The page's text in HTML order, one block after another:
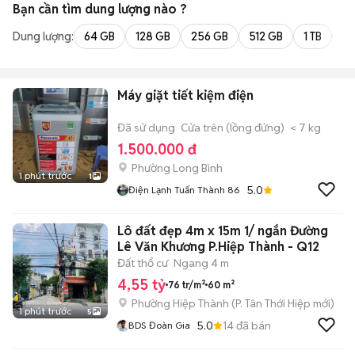
Bạn cần tìm dung lượng nào ?
Dung lượng: 64 GB 128 GB 256 GB 512 GB 1 TB
1 phút trước 1
Máy giặt tiết kiệm điện
Đã sử dụng Cửa trên (lồng đứng) < 7 kg
1.500.000 đ
Phường Long Bình
Điện Lạnh Tuấn Thành 86 5.0
1 phút trước 5
Lô đất đẹp 4m x 15m 1/ ngắn Đường
Lê Văn Khương P.Hiệp Thành - Q12
Đất thổ cư Ngang 4 m
4,55 tỷ 76 tr/m² 60 m²
Phường Hiệp Thành (P. Tân Thới Hiệp mới)
BDS Đoàn Gia 5.0 14đã bán